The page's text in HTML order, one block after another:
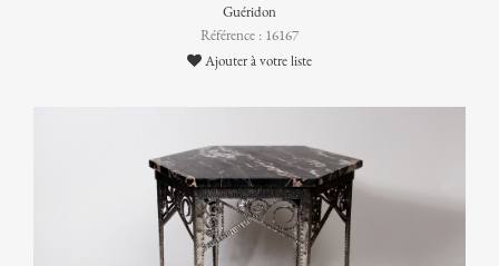
Guéridon
Référence : 16167
Ajouter à votre liste